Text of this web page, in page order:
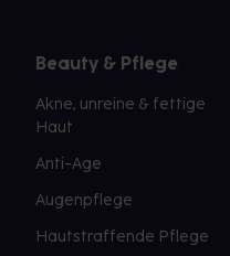
Beauty & Pflege
Akne, unreine & fettige
Haut
Anti-Age
Augenpflege
Hautstraffende Pflege